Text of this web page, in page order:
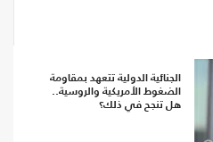
الجنائية الدولية تتعهد بمقاومة
الضغوط الأمريكية والروسية..
هل تنجح في ذلك؟